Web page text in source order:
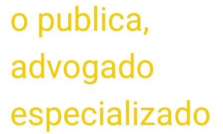
o publica,
advogado
especializado